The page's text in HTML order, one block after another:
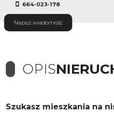
664-023-178
Napisz wiadomość
OPIS
Szukasz mieszkania na